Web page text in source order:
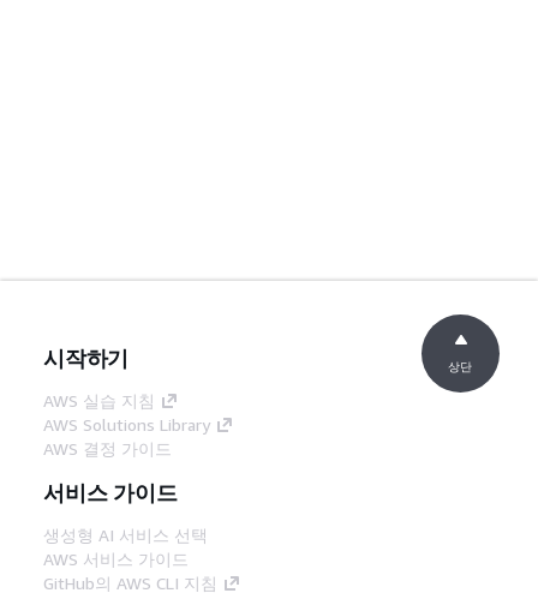
시작하기
AWS 실습 지침
AWS Solutions Library
AWS 결정 가이드
서비스 가이드
생성형 AI 서비스 선택
AWS 서비스 가이드
GitHub의 AWS CLI 지침
상단